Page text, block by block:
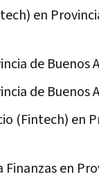
en
de Buenos
de Buenos
(Fintech) en
en